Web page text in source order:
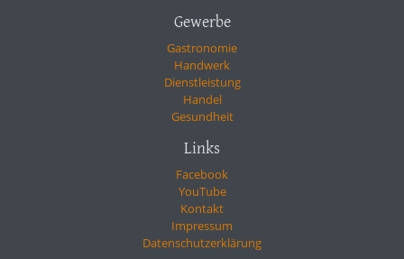
Gewerbe
Gastronomie
Handwerk
Dienstleistung
Handel
Gesundheit
Links
Facebook
YouTube
Kontakt
Impressum
Datenschutzerklärung